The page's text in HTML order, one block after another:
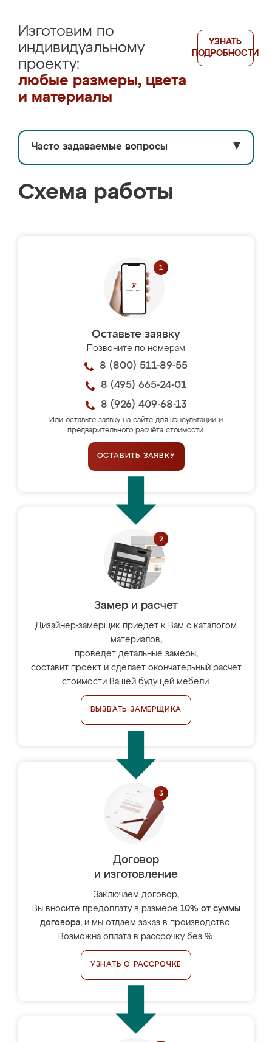
Изготовим по
индивидуальному
проекту:
любые размеры, цвета
и материалы
УЗНАТЬ
ПОДРОБНОСТИ
Часто задаваемые вопросы ▼
Схема работы
Оставьте заявку
Позвоните по номерам
8 (800) 511-89-55
8 (495) 665-24-01
8 (926) 409-68-13
Или оставьте заявку на сайте для консультации и
предварительного расчёта стоимости.
ОСТАВИТЬ ЗАЯВКУ
Замер и расчет
Дизайнер-замерщик приедет к Вам с каталогом
материалов,
проведёт детальные замеры,
составит проект и сделает окончательный расчёт
стоимости Вашей будущей мебели.
ВЫЗВАТЬ ЗАМЕРЩИКА
Договор
и изготовление
Заключаем договор,
Вы вносите предоплату в размере 10% от суммы
договора, и мы отдаём заказ в производство.
Возможна оплата в рассрочку без %.
УЗНАТЬ О РАССРОЧКЕ